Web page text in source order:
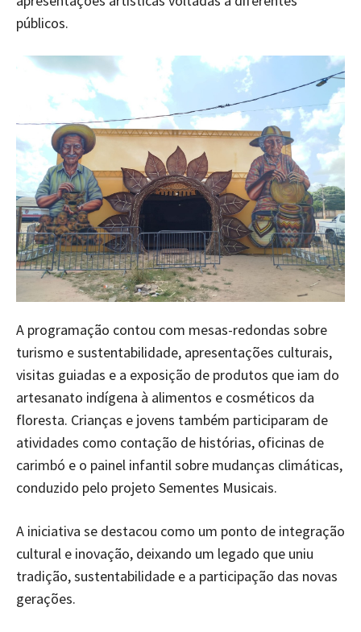
públicos.
A programação contou com mesas-redondas sobre
turismo e sustentabilidade, apresentações culturais,
visitas guiadas e a exposição de produtos que iam do
artesanato indígena à alimentos e cosméticos da
floresta. Crianças e jovens também participaram de
atividades como contação de histórias, oficinas de
carimbó e o painel infantil sobre mudanças climáticas,
conduzido pelo projeto Sementes Musicais.
A iniciativa se destacou como um ponto de integração
cultural e inovação, deixando um legado que uniu
tradição, sustentabilidade e a participação das novas
gerações.